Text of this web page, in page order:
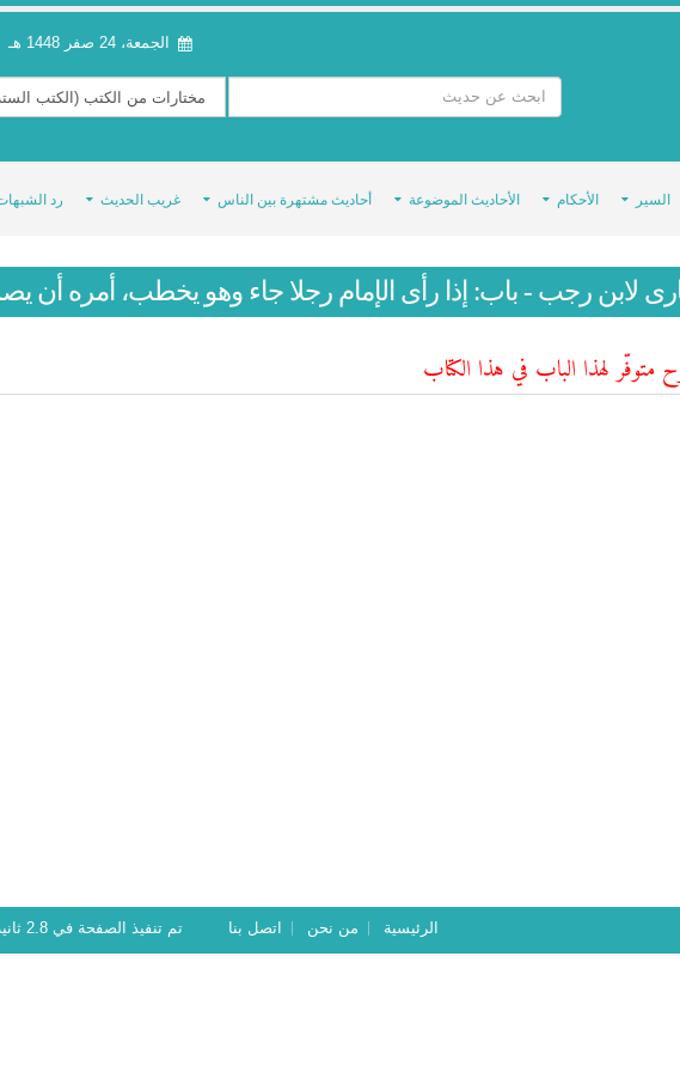
الجمعة، 24 صفر 1448 هـ
السير الأحكام الأحاديث الموضوعة أحاديث مشتهرة بين الناس غريب الحديث رد
لابن رجب - باب: إذا رأى الإمام رجلا جاء وهو يخطب، أمره أن
متوفّر لهذا الباب في هذا الكتاب
الرئيسية من نحن اتصل بنا تم تنفيذ الصفحة في 2.8 ثانية